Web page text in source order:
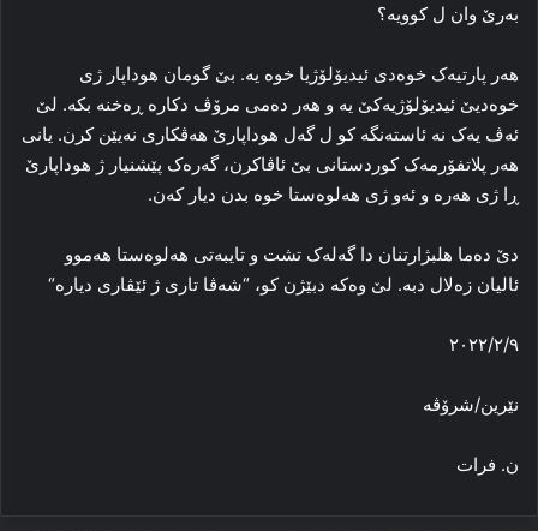
به‌رێ وان ل کوویه‌؟
هه‌ر پارتیه‌ک خوه‌دی ئیدیۆلۆژیا خوه‌ یه‌. بێ گومان هوداپار ژی
خوه‌دیێ ئیدیۆلۆژیه‌کێ یه‌ و هه‌ر ده‌می مرۆڤ دکاره‌ ڕه‌خنه‌ بکه‌. لێ
ئه‌ڤ یه‌ک نه‌ ئاسته‌نگه‌ کو ل گه‌ل هوداپارێ هه‌ڤکاری نه‌یێن کرن. یانی
هه‌ر پلاتفۆرمه‌ک کوردستانی بێ ئاڤاکرن، گه‌ره‌ک پێشنیار ژ هوداپارێ
ڕا ژی هەرە و ئه‌و ژی هه‌لوه‌ستا خوه‌ بدن دیار کەن.
دێ ده‌ما هلبژارتنان دا گه‌له‌ک تشت و تایبه‌تی هه‌لوه‌ستا هه‌موو
ئالیان زه‌لال دبه‌. لێ وەکە دبێژن کو، “شه‌ڤا تاری ژ ئێڤاری دیارە“
٢٠٢٢/٢/٩
نێرین/شرۆڤه‌
ن. فرات